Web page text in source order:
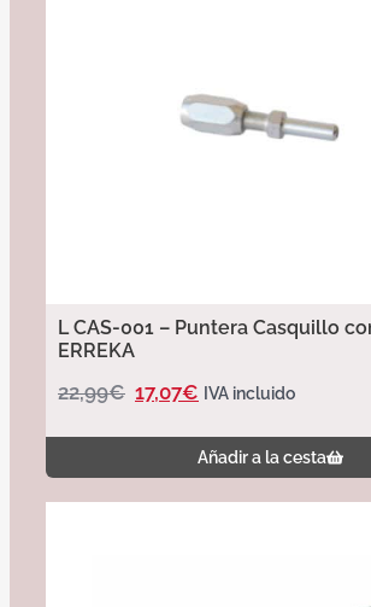
L CAS-001 – Puntera Casquillo
ERREKA
22,99€ 17,07€ IVA incluido
Añadir a la cesta